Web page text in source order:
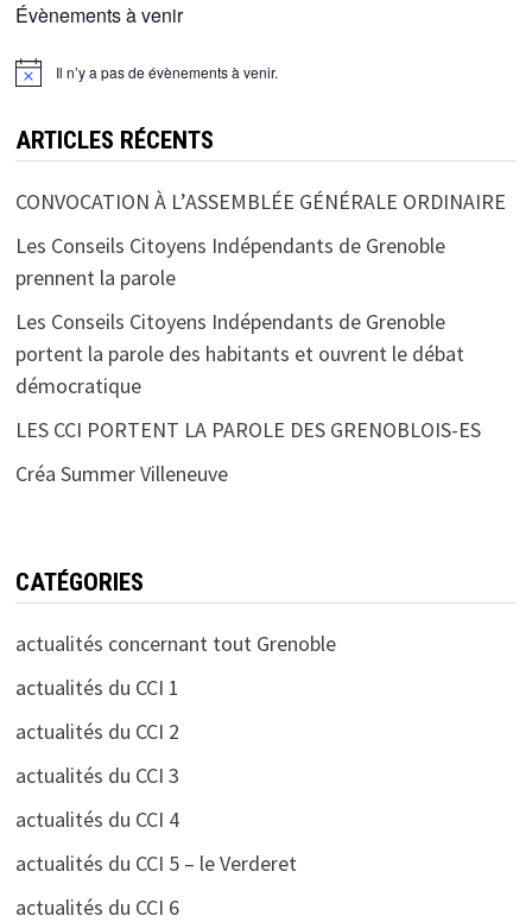
Évènements à venir
Il n’y a pas de évènements à venir.
ARTICLES RÉCENTS
CONVOCATION À L’ASSEMBLÉE GÉNÉRALE ORDINAIRE
Les Conseils Citoyens Indépendants de Grenoble
prennent la parole
Les Conseils Citoyens Indépendants de Grenoble
portent la parole des habitants et ouvrent le débat
démocratique
LES CCI PORTENT LA PAROLE DES GRENOBLOIS-ES
Créa Summer Villeneuve
CATÉGORIES
actualités concernant tout Grenoble
actualités du CCI 1
actualités du CCI 2
actualités du CCI 3
actualités du CCI 4
actualités du CCI 5 – le Verderet
actualités du CCI 6